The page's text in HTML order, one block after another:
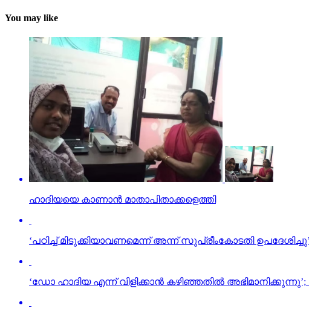
You may like
ഹാദിയയെ കാണാന്‍ മാതാപിതാക്കളെത്തി
‘പഠിച്ച് മിടുക്കിയാവണമെന്ന് അന്ന് സുപ്രീംകോടതി
‘ഡോ ഹാദിയ എന്ന് വിളിക്കാന്‍ കഴിഞ്ഞതില്‍